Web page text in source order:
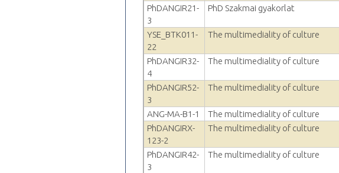
PhDANGIR21-
3
PhD Szakmai gyakorlat
YSE_BTK011-
22
The multimediality of culture
PhDANGIR32-
4
The multimediality of culture
PhDANGIR52-
3
The multimediality of culture
ANG-MA-B1-1 The multimediality of culture
PhDANGIRX-
123-2
The multimediality of culture
PhDANGIR42-
3
The multimediality of culture